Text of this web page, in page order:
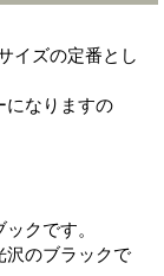
イズの定番とし
になりますの
クです。
沢のブラックで